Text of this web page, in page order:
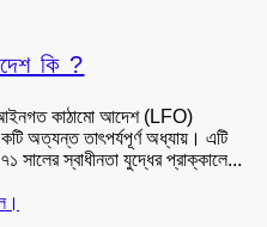
কি ?
কাঠামো আদেশ (LFO)
অত্যন্ত তাৎপর্যপূর্ণ অধ্যায়। এটি
সালের স্বাধীনতা যুদ্ধের প্রাক্কালে...